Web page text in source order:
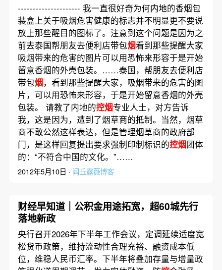
--------------------- 我一直很好奇为何内地的香烟包
装盒上关于吸烟危害健康的标志并不明显更不要说
放上那些醒目的图标了。注意到这个问题是因为之
前去泰国帮朋友去便利店带包烟看到那些提醒大家
吸烟带来的危害的图片可以用恐怖来形容于是开始
留意香烟的外壳包装。……泰国，帮朋友去便利店
带包烟，看到那些提醒大家，吸烟带来的危害的图
片，可以用恐怖来形容，于是开始留意香烟的外壳
包装。 请教了内地的控烟专业人士，对方告诉
我，这是因为，遭到了烟草商的抵制。当然，烟草
商不敢公然这样表达，但是管理烟草商的政府部
门，是这样回复提出要求强制印制标识的控烟团体
的：“不符合中国的文化。”……
2012年5月10日 · 闾丘露薇博客
财经早知道｜公积金用途拓宽，超60城先行
落地新政
央行召开2026年下半年工作会议，定调延续适度宽
松货币政策，维持流动性合理充裕、融资成本低
位，维稳人民币汇率。下半年将叠加存量与增量政